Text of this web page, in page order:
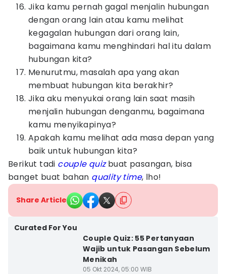
Jika kamu pernah gagal menjalin hubungan
dengan orang lain atau kamu melihat
kegagalan hubungan dari orang lain,
bagaimana kamu menghindari hal itu dalam
hubungan kita?
Menurutmu, masalah apa yang akan
membuat hubungan kita berakhir?
Jika aku menyukai orang lain saat masih
menjalin hubungan denganmu, bagaimana
kamu menyikapinya?
Apakah kamu melihat ada masa depan yang
baik untuk hubungan kita?
Berikut tadi couple quizbuat pasangan, bisa
banget buat bahan quality time, lho!
Share Article
Curated For You
Couple Quiz: 55 Pertanyaan
Wajib untuk Pasangan Sebelum
Menikah
05 Okt 2024, 05:00 WIB